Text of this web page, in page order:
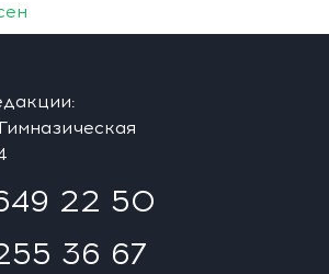
22 50
36 67